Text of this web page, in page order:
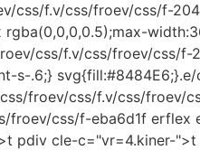
css/f.v/css/froev/css/f-
css/f.v/css/froev/css/
s-.6;}
froev/css/f.v/css/
css/f-eba6d1f
pdiv cle-c="vr=4.kiner-